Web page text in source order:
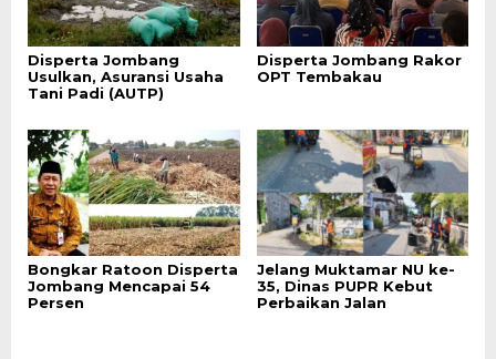
Disperta Jombang
Usulkan, Asuransi Usaha
Tani Padi (AUTP)
Disperta Jombang Rakor
OPT Tembakau
Bongkar Ratoon Disperta
Jombang Mencapai 54
Persen
Jelang Muktamar NU ke-
35, Dinas PUPR Kebut
Perbaikan Jalan